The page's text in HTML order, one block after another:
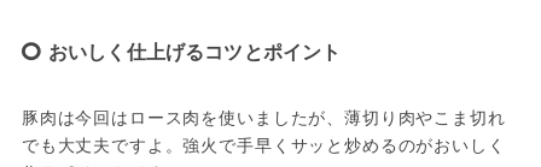
おいしく仕上げるコツとポイント
豚肉は今回はロース肉を使いましたが、薄切り肉やこま切れ
でも大丈夫ですよ。強火で手早くサッと炒めるのがおいしく